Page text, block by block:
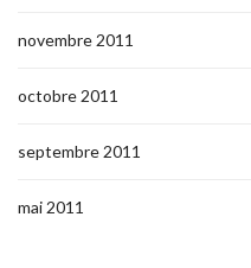
novembre 2011
octobre 2011
septembre 2011
mai 2011